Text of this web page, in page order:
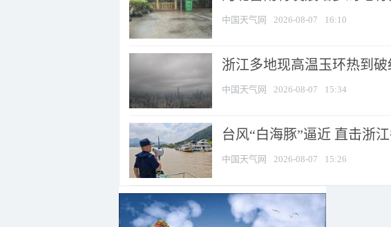
中国天气网 2026-08-07 16:10
浙江多地现高温玉环热到
中国天气网 2026-08-07 15:34
台风“白海豚”逼近 直击浙
中国天气网 2026-08-07 15:26